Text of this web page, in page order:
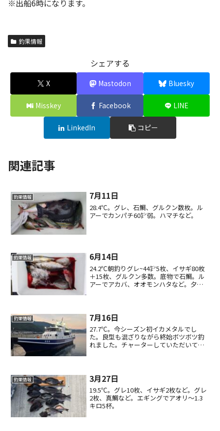
※出船6時になります。
釣果情報
シェアする
X Mastodon Bluesky
Misskey Facebook LINE
LinkedIn コピー
関連記事
釣果情報 7月11日
28.4℃。グレ、石鯛、グルクン数枚。ル
アーでカンパチ60㌢弱。ハマチなど。
釣果情報 6月14日
24.2℃朝釣りグレ~44㌢5枚、イサギ80枚
＋15枚、グルクン多数。底物で石鯛。ル
アーでアカバ、オオモンハタなど。夕釣
釣果情報 7月16日
27.7℃。今シーズン初イカメタルでし
た。良型も混ざりながら終始ボツボツ釣
れました。チャーターしていただいてい
釣りの方～磯は、大変暑く...
釣果情報 3月27日
19.5℃。グレ10枚、イサギ2枚など。グレ
2枚、真鯛など。エギングでアオリ〜1.3
キロ5杯。